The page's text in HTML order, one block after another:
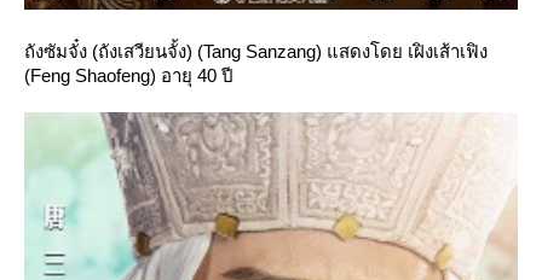
ถังซัมจั๋ง (ถังเสวียนจั้ง) (Tang Sanzang) แสดงโดย เฝิงเส้าเฟิง
(Feng Shaofeng) อายุ 40 ปี